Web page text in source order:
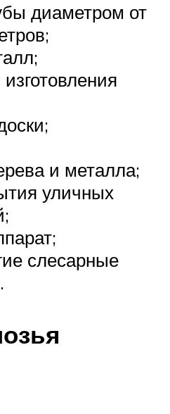
диаметром от
и металла;
уличных
слесарные